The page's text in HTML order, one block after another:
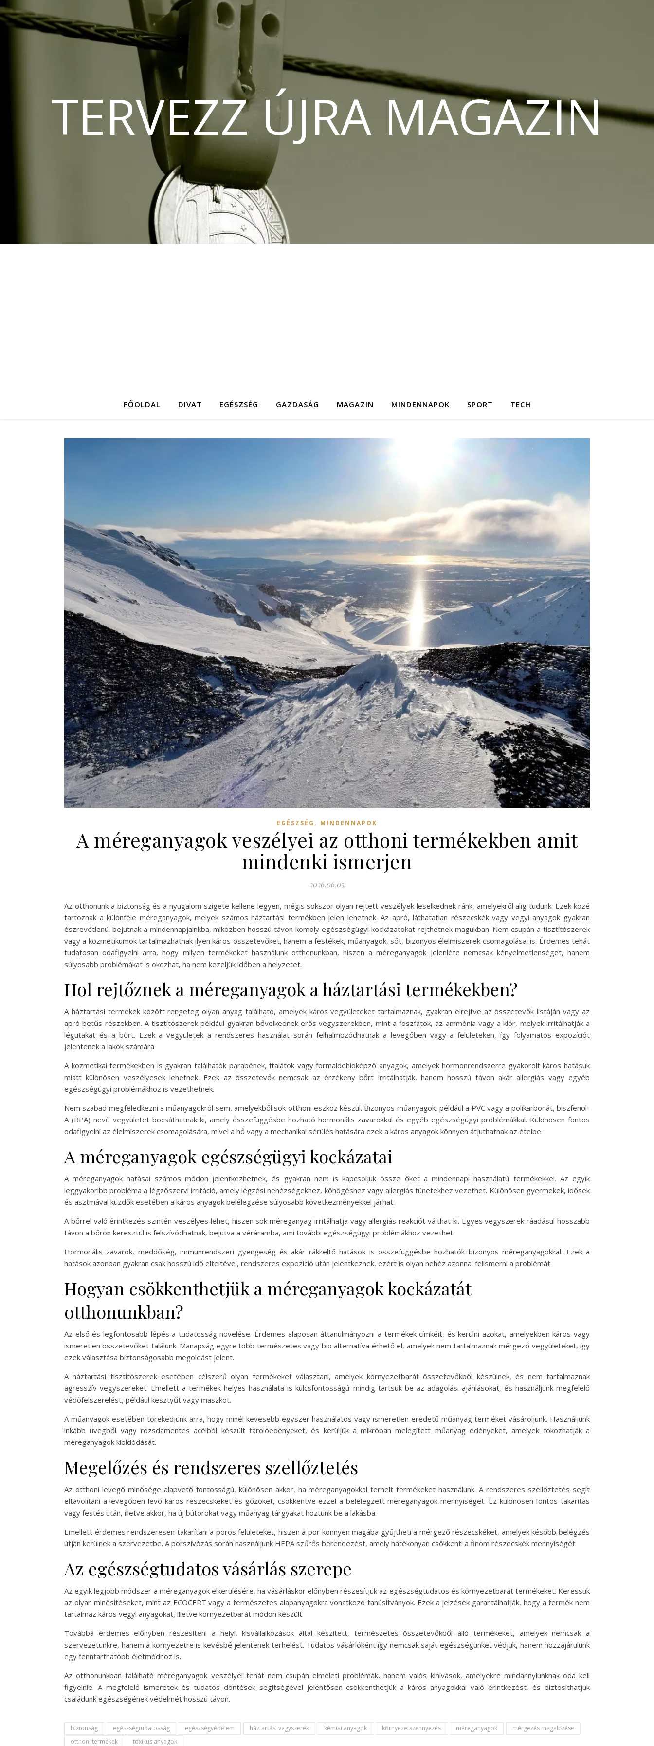
TERVEZZ ÚJRA MAGAZIN
FŐOLDAL DIVAT EGÉSZSÉG GAZDASÁG MAGAZIN MINDENNAPOK SPORT TECH
EGÉSZSÉG , MINDENNAPOK
A méreganyagok veszélyei az otthoni termékekben amit
mindenki ismerjen
2026.06.05.
Az otthonunk a biztonság és a nyugalom szigete kellene legyen, mégis sokszor olyan rejtett veszélyek leselkednek ránk, amelyekről alig tudunk. Ezek közé
tartoznak a különféle méreganyagok, melyek számos háztartási termékben jelen lehetnek. Az apró, láthatatlan részecskék vagy vegyi anyagok gyakran
észrevétlenül bejutnak a mindennapjainkba, miközben hosszú távon komoly egészségügyi kockázatokat rejthetnek magukban. Nem csupán a tisztítószerek
vagy a kozmetikumok tartalmazhatnak ilyen káros összetevőket, hanem a festékek, műanyagok, sőt, bizonyos élelmiszerek csomagolásai is. Érdemes tehát
tudatosan odafigyelni arra, hogy milyen termékeket használunk otthonunkban, hiszen a méreganyagok jelenléte nemcsak kényelmetlenséget, hanem
súlyosabb problémákat is okozhat, ha nem kezeljük időben a helyzetet.
Hol rejtőznek a méreganyagok a háztartási termékekben?
A háztartási termékek között rengeteg olyan anyag található, amelyek káros vegyületeket tartalmaznak, gyakran elrejtve az összetevők listáján vagy az
apró betűs részekben. A tisztítószerek például gyakran bővelkednek erős vegyszerekben, mint a foszfátok, az ammónia vagy a klór, melyek irritálhatják a
légutakat és a bőrt. Ezek a vegyületek a rendszeres használat során felhalmozódhatnak a levegőben vagy a felületeken, így folyamatos expozíciót
jelentenek a lakók számára.
A kozmetikai termékekben is gyakran találhatók parabének, ftalátok vagy formaldehidképző anyagok, amelyek hormonrendszerre gyakorolt káros hatásuk
miatt különösen veszélyesek lehetnek. Ezek az összetevők nemcsak az érzékeny bőrt irritálhatják, hanem hosszú távon akár allergiás vagy egyéb
egészségügyi problémákhoz is vezethetnek.
Nem szabad megfeledkezni a műanyagokról sem, amelyekből sok otthoni eszköz készül. Bizonyos műanyagok, például a PVC vagy a polikarbonát, biszfenol-
A (BPA) nevű vegyületet bocsáthatnak ki, amely összefüggésbe hozható hormonális zavarokkal és egyéb egészségügyi problémákkal. Különösen fontos
odafigyelni az élelmiszerek csomagolására, mivel a hő vagy a mechanikai sérülés hatására ezek a káros anyagok könnyen átjuthatnak az ételbe.
A méreganyagok egészségügyi kockázatai
A méreganyagok hatásai számos módon jelentkezhetnek, és gyakran nem is kapcsoljuk össze őket a mindennapi használatú termékekkel. Az egyik
leggyakoribb probléma a légzőszervi irritáció, amely légzési nehézségekhez, köhögéshez vagy allergiás tünetekhez vezethet. Különösen gyermekek, idősek
és asztmával küzdők esetében a káros anyagok belélegzése súlyosabb következményekkel járhat.
A bőrrel való érintkezés szintén veszélyes lehet, hiszen sok méreganyag irritálhatja vagy allergiás reakciót válthat ki. Egyes vegyszerek ráadásul hosszabb
távon a bőrön keresztül is felszívódhatnak, bejutva a véráramba, ami további egészségügyi problémákhoz vezethet.
Hormonális zavarok, meddőség, immunrendszeri gyengeség és akár rákkeltő hatások is összefüggésbe hozhatók bizonyos méreganyagokkal. Ezek a
hatások azonban gyakran csak hosszú idő elteltével, rendszeres expozíció után jelentkeznek, ezért is olyan nehéz azonnal felismerni a problémát.
Hogyan csökkenthetjük a méreganyagok kockázatát
otthonunkban?
Az első és legfontosabb lépés a tudatosság növelése. Érdemes alaposan áttanulmányozni a termékek címkéit, és kerülni azokat, amelyekben káros vagy
ismeretlen összetevőket találunk. Manapság egyre több természetes vagy bio alternatíva érhető el, amelyek nem tartalmaznak mérgező vegyületeket, így
ezek választása biztonságosabb megoldást jelent.
A háztartási tisztítószerek esetében célszerű olyan termékeket választani, amelyek környezetbarát összetevőkből készülnek, és nem tartalmaznak
agresszív vegyszereket. Emellett a termékek helyes használata is kulcsfontosságú: mindig tartsuk be az adagolási ajánlásokat, és használjunk megfelelő
védőfelszerelést, például kesztyűt vagy maszkot.
A műanyagok esetében törekedjünk arra, hogy minél kevesebb egyszer használatos vagy ismeretlen eredetű műanyag terméket vásároljunk. Használjunk
inkább üvegből vagy rozsdamentes acélból készült tárolóedényeket, és kerüljük a mikróban melegített műanyag edényeket, amelyek fokozhatják a
méreganyagok kioldódását.
Megelőzés és rendszeres szellőztetés
Az otthoni levegő minősége alapvető fontosságú, különösen akkor, ha méreganyagokkal terhelt termékeket használunk. A rendszeres szellőztetés segít
eltávolítani a levegőben lévő káros részecskéket és gőzöket, csökkentve ezzel a belélegzett méreganyagok mennyiségét. Ez különösen fontos takarítás
vagy festés után, illetve akkor, ha új bútorokat vagy műanyag tárgyakat hoztunk be a lakásba.
Emellett érdemes rendszeresen takarítani a poros felületeket, hiszen a por könnyen magába gyűjtheti a mérgező részecskéket, amelyek később belégzés
útján kerülnek a szervezetbe. A porszívózás során használjunk HEPA szűrős berendezést, amely hatékonyan csökkenti a finom részecskék mennyiségét.
Az egészségtudatos vásárlás szerepe
Az egyik legjobb módszer a méreganyagok elkerülésére, ha vásárláskor előnyben részesítjük az egészségtudatos és környezetbarát termékeket. Keressük
az olyan minősítéseket, mint az ECOCERT vagy a természetes alapanyagokra vonatkozó tanúsítványok. Ezek a jelzések garantálhatják, hogy a termék nem
tartalmaz káros vegyi anyagokat, illetve környezetbarát módon készült.
Továbbá érdemes előnyben részesíteni a helyi, kisvállalkozások által készített, természetes összetevőkből álló termékeket, amelyek nemcsak a
szervezetünkre, hanem a környezetre is kevésbé jelentenek terhelést. Tudatos vásárlóként így nemcsak saját egészségünket védjük, hanem hozzájárulunk
egy fenntarthatóbb életmódhoz is.
Az otthonunkban található méreganyagok veszélyei tehát nem csupán elméleti problémák, hanem valós kihívások, amelyekre mindannyiunknak oda kell
figyelnie. A megfelelő ismeretek és tudatos döntések segítségével jelentősen csökkenthetjük a káros anyagokkal való érintkezést, és biztosíthatjuk
családunk egészségének védelmét hosszú távon.
biztonság egészségtudatosság egészségvédelem háztartási vegyszerek kémiai anyagok környezetszennyezés méreganyagok
mérgezés megelőzése
otthoni termékek
toxikus anyagok